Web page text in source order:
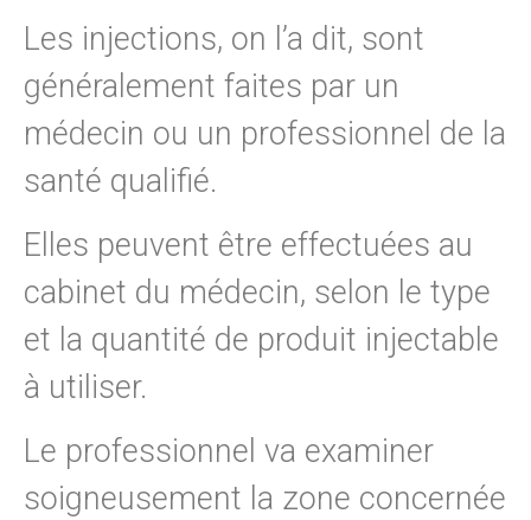
Les injections, on l’a dit, sont
généralement faites par un
médecin ou un professionnel de la
santé qualifié.
Elles peuvent être effectuées au
cabinet du médecin, selon le type
et la quantité de produit injectable
à utiliser.
Le professionnel va examiner
soigneusement la zone concernée